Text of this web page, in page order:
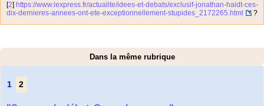
[2] https://www.lexpress.fr/actualite/idees-et-debats/exclusif-jonathan-haidt-ces-
dix-dernieres-annees-ont-ete-exceptionnellement-stupides_2172265.html
?
Dans la même rubrique
1 2